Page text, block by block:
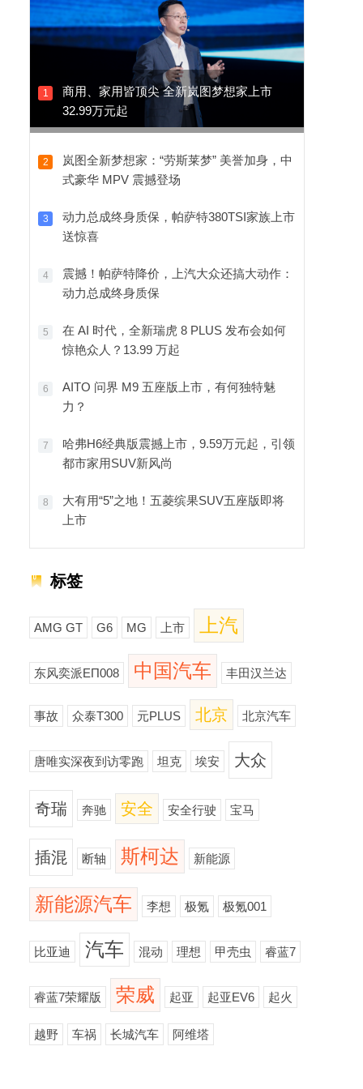
1
商用、家用皆顶尖 全新岚图梦想家上市
32.99万元起
2
岚图全新梦想家：“劳斯莱梦” 美誉加身，中
式豪华 MPV 震撼登场
3
动力总成终身质保，帕萨特380TSI家族上市
送惊喜
4
震撼！帕萨特降价，上汽大众还搞大动作：
动力总成终身质保
5
在 AI 时代，全新瑞虎 8 PLUS 发布会如何
惊艳众人？13.99 万起
6
AITO 问界 M9 五座版上市，有何独特魅
力？
7
哈弗H6经典版震撼上市，9.59万元起，引领
都市家用SUV新风尚
8
大有用“5”之地！五菱缤果SUV五座版即将
上市
标签
AMG GT G6 MG 上市 上汽
东风奕派EΠ008 中国汽车 丰田汉兰达
事故 众泰T300 元PLUS 北京 北京汽车
唐唯实深夜到访零跑 坦克 埃安 大众
奇瑞 奔驰 安全 安全行驶 宝马
插混 断轴 斯柯达 新能源
新能源汽车 李想 极氪 极氪001
比亚迪 汽车 混动 理想 甲壳虫 睿蓝7
睿蓝7荣耀版 荣威 起亚 起亚EV6 起火
越野 车祸 长城汽车 阿维塔